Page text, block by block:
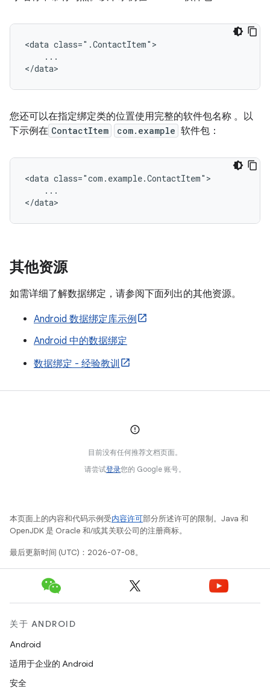
<data
...
您还可以在指定绑定类的位置使用完整的软件包名称 。以
下示例在 ContactItem com.example 软件包：
<data
...
其他资源
如需详细了解数据绑定，请参阅下面列出的其他资源。
Android 数据绑定库示例
Android 中的数据绑定
数据绑定 - 经验教训
目前没有任何推荐文档页面。
请尝试登录您的 Google 账号。
本页面上的内容和代码示例受内容许可部分所述许可的限制。Java 和
OpenJDK 是 Oracle 和/或其关联公司的注册商标。
最后更新时间 (UTC)：2026-07-08。
关于 ANDROID
Android
适用于企业的 Android
安全